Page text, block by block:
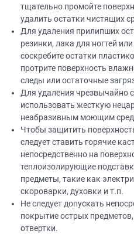
тщательно промойте
удалить остатки чистящих
Для удаления прилипших
резинки, лака для ногтей
соскребите остатки
протрите поверхность
следы или остаточные
Для удаления чрезвычайно
использовать жесткую
неабразивным моющим
Чтобы защитить
следует ставить горячие
непосредственно на
теплоизолирующие
предметы, такие как
скороварки, духовки и т.п.
Не следует допускать
покрытие острых
отвертки.